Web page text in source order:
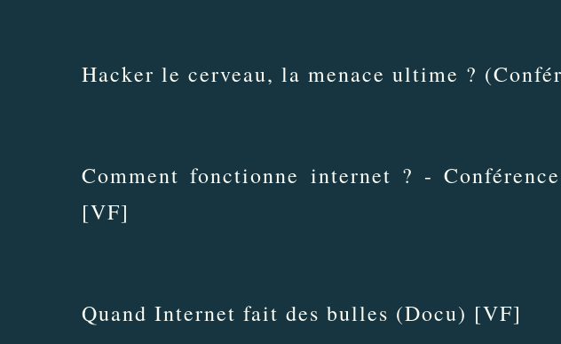
Hacker le cerveau, la menace ultime ?
Comment fonctionne internet ? -
[VF]
Quand Internet fait des bulles (Docu) [VF]